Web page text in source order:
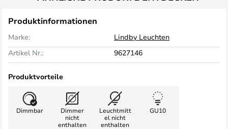
Produktinformationen
Marke:
Lindby Leuchten
Artikel Nr.:
9627146
Produktvorteile
Dimmbar
Dimmer
nicht
enthalten
Leuchtmitt
el nicht
enthalten
GU10